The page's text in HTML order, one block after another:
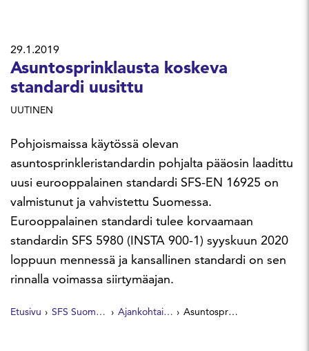
29.1.2019
Asuntosprinklausta koskeva
standardi uusittu
UUTINEN
Pohjoismaissa käytössä olevan
asuntosprinkleristandardin pohjalta pääosin laadittu
uusi eurooppalainen standardi SFS-EN 16925 on
valmistunut ja vahvistettu Suomessa.
Eurooppalainen standardi tulee korvaamaan
standardin SFS 5980 (INSTA 900-1) syyskuun 2020
loppuun mennessä ja kansallinen standardi on sen
rinnalla voimassa siirtymäajan.
Etusivu SFS Suomen Standardit Ajankohtaista Asuntosprinklausta koskeva standardi uusittu